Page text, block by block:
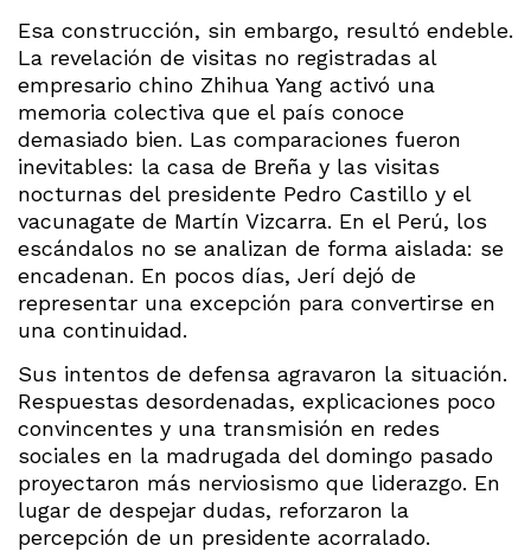
Esa construcción, sin embargo, resultó endeble.
La revelación de visitas no registradas al
empresario chino Zhihua Yang activó una
memoria colectiva que el país conoce
demasiado bien. Las comparaciones fueron
inevitables: la casa de Breña y las visitas
nocturnas del presidente Pedro Castillo y el
vacunagate de Martín Vizcarra. En el Perú, los
escándalos no se analizan de forma aislada: se
encadenan. En pocos días, Jerí dejó de
representar una excepción para convertirse en
una continuidad.
Sus intentos de defensa agravaron la situación.
Respuestas desordenadas, explicaciones poco
convincentes y una transmisión en redes
sociales en la madrugada del domingo pasado
proyectaron más nerviosismo que liderazgo. En
lugar de despejar dudas, reforzaron la
percepción de un presidente acorralado.